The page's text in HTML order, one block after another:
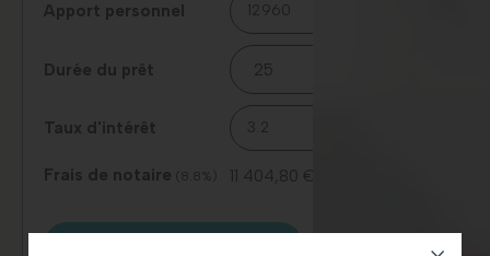
Apport personnel
Durée du prêt
Taux d'intérêt
Frais de notaire (8.8%) 11 404,80 €